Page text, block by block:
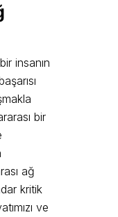
insanın
bir
ağ
kritik
ve